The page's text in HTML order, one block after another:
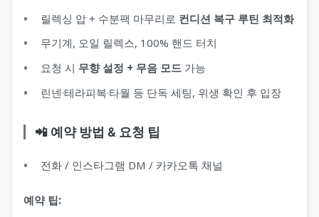
릴렉싱 압 + 수분팩 마무리로 컨디션 복구 루틴 최적화
무기계, 오일 릴렉스, 100% 핸드 터치
요청 시 무향 설정 + 무음 모드 가능
린넨·테라피복·타월 등 단독 세팅, 위생 확인 후 입장
📲 예약 방법 & 요청 팁
전화 / 인스타그램 DM / 카카오톡 채널
예약 팁: